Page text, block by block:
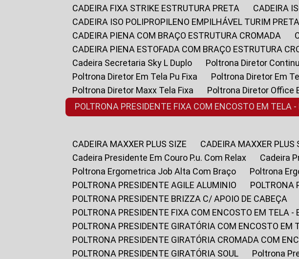
CADEIRA FIXA STRIKE ESTRUTURA PRETA
CADEIRA
CADEIRA ISO POLIPROPILENO EMPILHÁVEL TURIM PRETA
CADEIRA PIENA COM BRAÇO ESTRUTURA CROMADA
CADEIRA PIENA ESTOFADA COM BRAÇO ESTRUTURA
Cadeira Secretaria Sky L Duplo
Poltrona Diretor
Poltrona Diretor Em Tela Pu Fixa
Poltrona Diretor Em
Poltrona Diretor Maxx Tela Fixa
Poltrona Diretor Office
POLTRONA PRESIDENTE FIXA COM ENCOSTO EM TELA -
CADEIRA MAXXER PLUS SIZE
CADEIRA MAXXER
Cadeira Presidente Em Couro P.u. Com Relax
Cadeira
Poltrona Ergometrica Job Alta Com Braço
Poltrona
POLTRONA PRESIDENTE AGILE ALUMINIO
POLTRONA PRESIDENTE BRIZZA C/ APOIO DE CABEÇA
POLTRONA PRESIDENTE FIXA COM ENCOSTO EM TELA -
POLTRONA PRESIDENTE GIRATÓRIA COM ENCOSTO EM
POLTRONA PRESIDENTE GIRATÓRIA CROMADA COM
POLTRONA PRESIDENTE GIRATÓRIA SOUL
Poltrona